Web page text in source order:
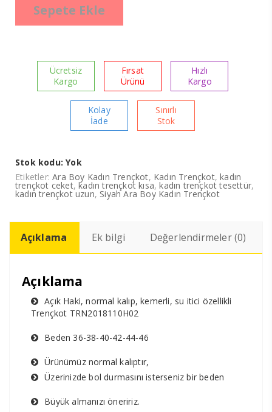
adet
Sepete Ekle
Ücretsiz
Kargo
Fırsat
Ürünü
Hızlı
Kargo
Kolay
İade
Sınırlı
Stok
Stok kodu:Yok
Etiketler:Ara Boy Kadın Trençkot, Kadın Trençkot,kadın
trençkot ceket,kadın trençkot kısa,kadın trençkot tesettür,
kadın trençkot uzun, Siyah Ara Boy Kadın Trençkot
Açıklama Ek bilgi Değerlendirmeler (0)
Açıklama
Açık Haki, normal kalıp, kemerli, su itici özellikli
Trençkot TRN2018110H02
Beden 36-38-40-42-44-46
Ürünümüz normal kalıptır,
Üzerinizde bol durmasını isterseniz bir beden
Büyük almanızı öneririz.